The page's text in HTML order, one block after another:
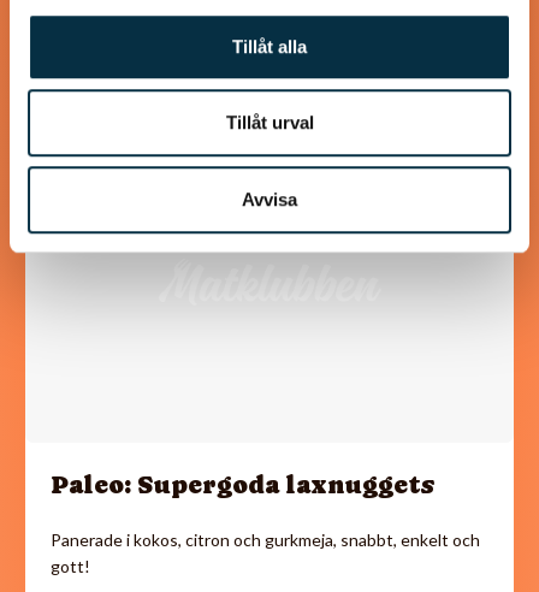
Tillåt alla
Tillåt urval
Avvisa
@mumsan
Paleo: Supergoda laxnuggets
Panerade i kokos, citron och gurkmeja, snabbt, enkelt och
gott!